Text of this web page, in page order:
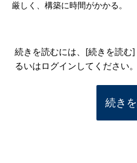
厳しく、構築に時間がかかる。
続きを読むには、[続きを読む
るいはログインしてください。
続き